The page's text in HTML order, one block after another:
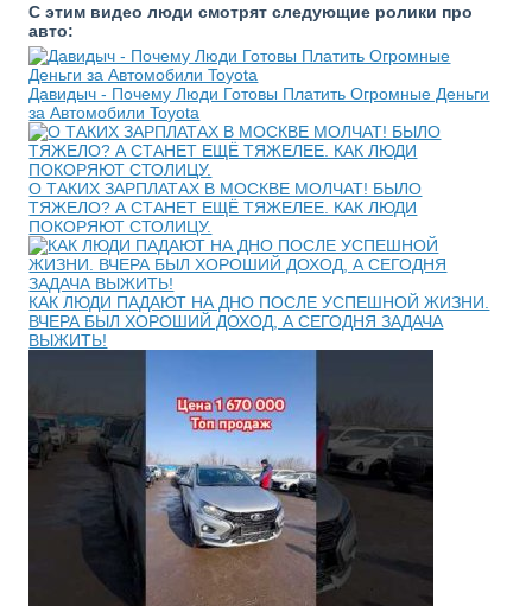
С этим видео люди смотрят следующие ролики про
авто:
Давидыч - Почему Люди Готовы Платить Огромные Деньги
за Автомобили Toyota
О ТАКИХ ЗАРПЛАТАХ В МОСКВЕ МОЛЧАТ! БЫЛО
ТЯЖЕЛО? А СТАНЕТ ЕЩЁ ТЯЖЕЛЕЕ. КАК ЛЮДИ
ПОКОРЯЮТ СТОЛИЦУ.
КАК ЛЮДИ ПАДАЮТ НА ДНО ПОСЛЕ УСПЕШНОЙ ЖИЗНИ.
ВЧЕРА БЫЛ ХОРОШИЙ ДОХОД, А СЕГОДНЯ ЗАДАЧА
ВЫЖИТЬ!